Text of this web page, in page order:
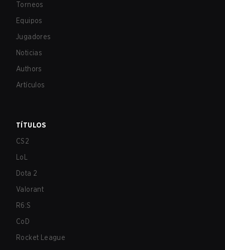
Torneos
Equipos
Jugadores
Noticias
Authors
Artículos
TÍTULOS
CS2
LoL
Dota 2
Valorant
R6:S
CoD
Rocket League